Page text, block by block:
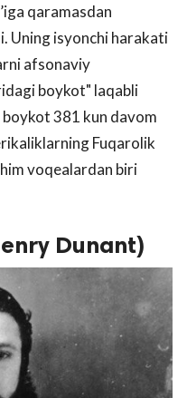
qaramasdan
Uning isyonchi harakati
afsonaviy
boykot" laqabli
boykot 381 kun davom
Fuqarolik
voqealardan biri
Dunant)